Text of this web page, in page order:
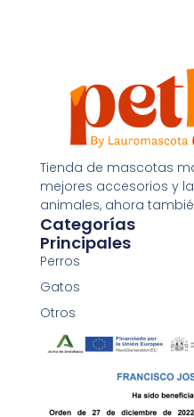
Flexi correa
Añadir
Tienda de mascotas
mejores accesorios y
animales, ahora
Categorías
Principales
Perros
Gatos
Otros